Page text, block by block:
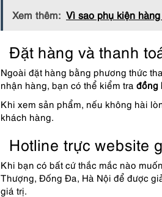
Xem thêm: Vì sao phụ kiện
Đặt hàng và thanh
Ngoài đặt hàng bằng phương thức
nhận hàng, bạn có thể kiểm tra đồng
Khi xem sản phẩm, nếu không hài
khách hàng.
Hotline trực website
Khi bạn có bất cứ thắc mắc nào
Thượng, Đống Đa, Hà Nội để được
giá trị.